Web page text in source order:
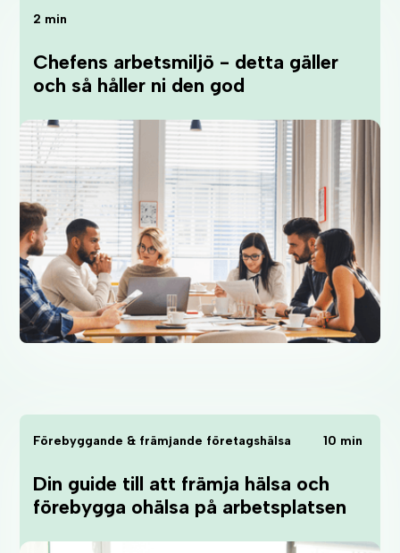
2 min
Chefens arbetsmiljö - detta gäller
och så håller ni den god
Förebyggande & främjande företagshälsa 10 min
Din guide till att främja hälsa och
förebygga ohälsa på arbetsplatsen